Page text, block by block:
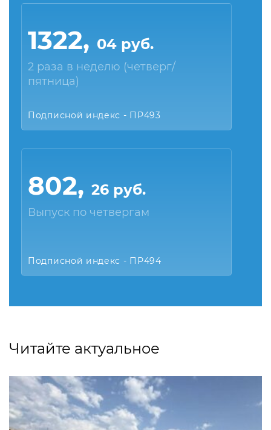
1322, 04 руб.
2 раза в неделю (четверг/
пятница)
Подписной индекс - ПР493
802, 26 руб.
Выпуск по четвергам
Подписной индекс - ПР494
Читайте актуальное